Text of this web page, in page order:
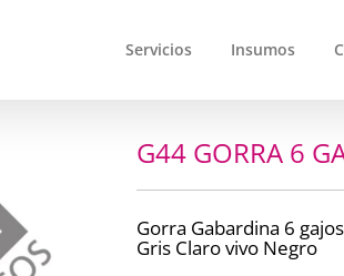
Servicios Insumos
G44 GORRA 6
Gorra Gabardina 6 gajos
Gris Claro vivo Negro